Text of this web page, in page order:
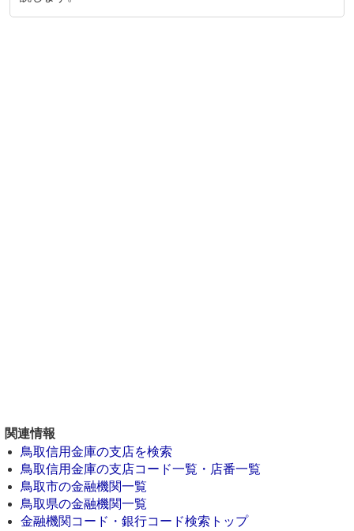
関連情報
鳥取信用金庫の支店を検索
鳥取信用金庫の支店コード一覧・店番一覧
鳥取市の金融機関一覧
鳥取県の金融機関一覧
金融機関コード・銀行コード検索トップ